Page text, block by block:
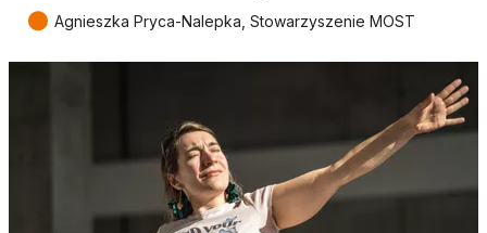
● Agnieszka Pryca-Nalepka, Stowarzyszenie MOST